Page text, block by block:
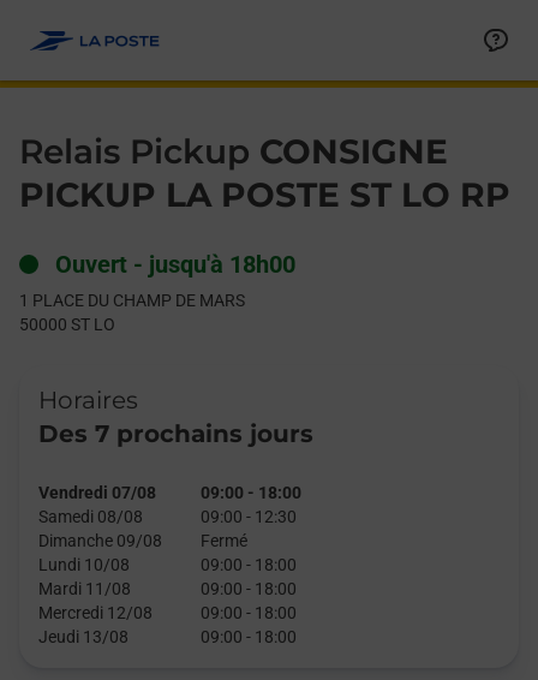
Relais Pickup CONSIGNE
PICKUP LA POSTE ST LO RP
Ouvert - jusqu'à 18h00
1 PLACE DU CHAMP DE MARS
50000 ST LO
Horaires
Des 7 prochains jours
Vendredi 07/08 09:00 - 18:00
Samedi 08/08
09:00 - 12:30
Dimanche 09/08
Fermé
Lundi 10/08
09:00 - 18:00
Mardi 11/08
09:00 - 18:00
Mercredi 12/08
09:00 - 18:00
Jeudi 13/08
09:00 - 18:00